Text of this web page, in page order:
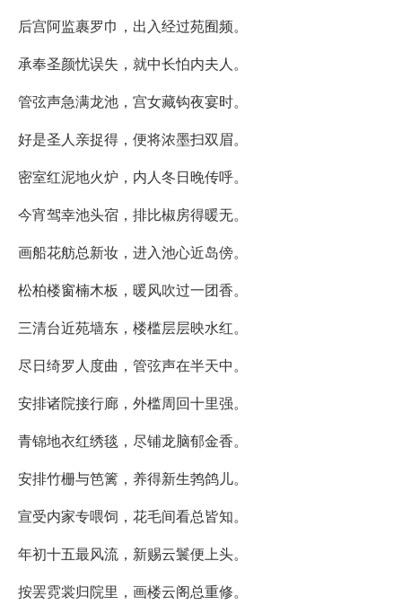
后宫阿监裹罗巾，出入经过苑囿频。
承奉圣颜忧误失，就中长怕内夫人。
管弦声急满龙池，宫女藏钩夜宴时。
好是圣人亲捉得，便将浓墨扫双眉。
密室红泥地火炉，内人冬日晚传呼。
今宵驾幸池头宿，排比椒房得暖无。
画船花舫总新妆，进入池心近岛傍。
松柏楼窗楠木板，暖风吹过一团香。
三清台近苑墙东，楼槛层层映水红。
尽日绮罗人度曲，管弦声在半天中。
安排诸院接行廊，外槛周回十里强。
青锦地衣红绣毯，尽铺龙脑郁金香。
安排竹栅与笆篱，养得新生鹁鸽儿。
宣受内家专喂饲，花毛间看总皆知。
年初十五最风流，新赐云鬟便上头。
按罢霓裳归院里，画楼云阁总重修。